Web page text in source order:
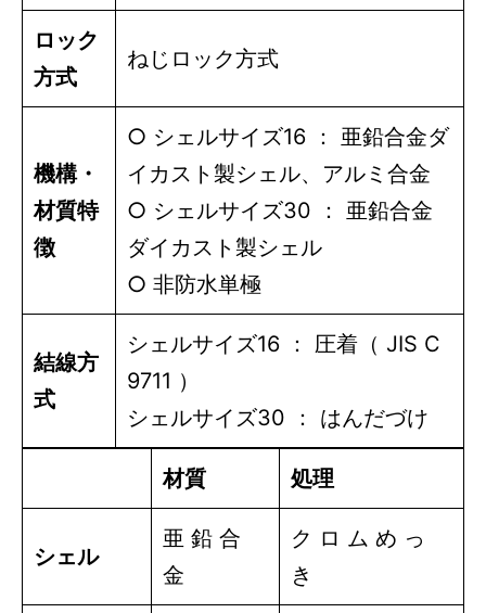
ロック
方式
ねじロック方式
機構・
材質特
徴
○ シェルサイズ16 ： 亜鉛合金ダ
イカスト製シェル、アルミ合金
○ シェルサイズ30 ： 亜鉛合金
ダイカスト製シェル
○ 非防水単極
結線方
式
シェルサイズ16 ： 圧着（ JIS C
9711 ）
シェルサイズ30 ： はんだづけ
材質 処理
シェル
亜 鉛 合
金
ク ロ ム め っ
き